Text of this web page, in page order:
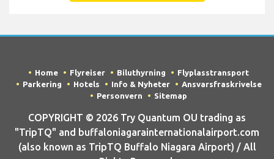
Home Flyreiser Biluthyrning
Flyplasstransport
Parkering
Hotels Info & Nyheter
Ansvarsfraskrivelse
Personvern
Sitemap
COPYRIGHT © 2026 Try Quantum OU trading as
"TripTQ" and buffaloniagarainternationalairport.com
(also known as TripTQ Buffalo Niagara Airport) / All